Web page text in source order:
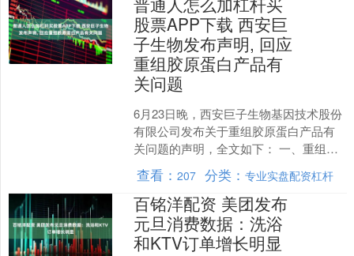
股票APP下载 西安巨
子生物发布声明, 回应
重组胶原蛋白产品有
关问题
6月23日晚，西安巨子生物基因技术股份
有限公司发布关于重组胶原蛋白产品有
关问题的声明，全文如下： 一、重组胶
原蛋白技术探索历程 西安巨子生物于
2001年申请了国....
查看：207 分类：专业实盘配资杠杆
百铭洋配资 美团发布
元旦消费数据：洗浴
和KTV订单增长明显